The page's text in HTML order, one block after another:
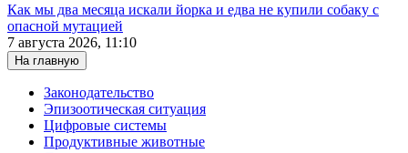
Как мы два месяца искали йорка и едва не купили собаку с
опасной мутацией
7 августа 2026, 11:10
На главную
Законодательство
Эпизоотическая ситуация
Цифровые системы
Продуктивные животные